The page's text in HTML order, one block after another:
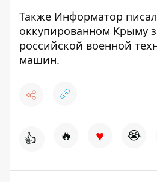
Также Информатор
оккупированном Крыму
российской военной
машин.
👍 🔥 ♥ 😭